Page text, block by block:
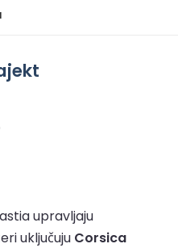
upravljaju
uključuju Corsica